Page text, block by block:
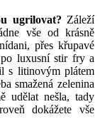
ugrilovat? Záleží
vše od krásně
přes křupavé
luxusní stir fry a
s litinovým plátem
smažená zelenina
udělat nešla, tady
dokážete vše